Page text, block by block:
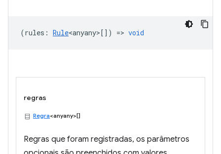
(rules : Rule<anyany> []) => void
regras
Regra<anyany>[]
Regras que foram registradas, os parâmetros